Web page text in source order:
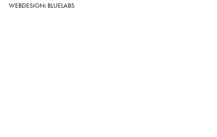
WEBDESIGN: BLUELABS